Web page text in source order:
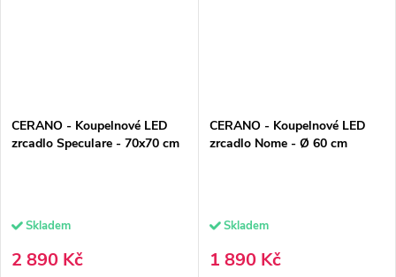
CERANO - Koupelnové LED
zrcadlo Speculare - 70x70 cm
Skladem
2 890 Kč
CERANO - Koupelnové LED
zrcadlo Nome - Ø 60 cm
Skladem
1 890 Kč